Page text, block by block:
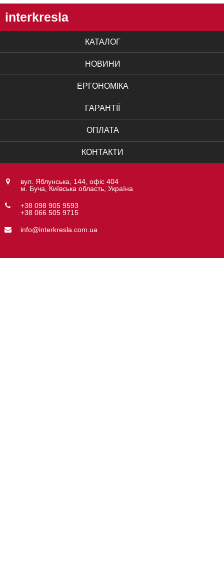
interkresla
КАТАЛОГ
НОВИНИ
ЕРГОНОМІКА
ГАРАНТІЇ
ОПЛАТА
КОНТАКТИ
вул. Яблунська, 144, офіс 404
м. Буча, Київська область, Україна
+38 098 905 9593
+38 066 505 9715
info@interkresla.com.ua